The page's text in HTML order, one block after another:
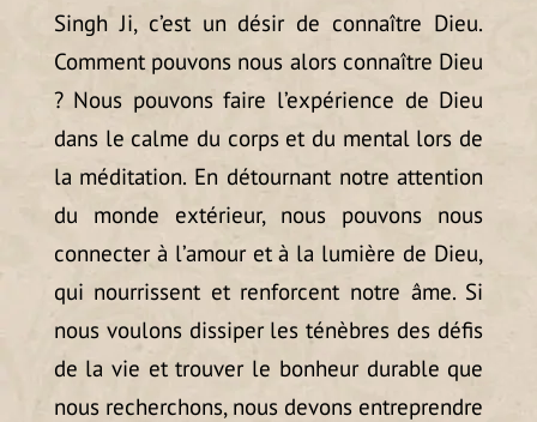
Singh Ji, c’est un désir de connaître Dieu.
Comment pouvons nous alors connaître Dieu
? Nous pouvons faire l’expérience de Dieu
dans le calme du corps et du mental lors de
la méditation. En détournant notre attention
du monde extérieur, nous pouvons nous
connecter à l’amour et à la lumière de Dieu,
qui nourrissent et renforcent notre âme. Si
nous voulons dissiper les ténèbres des défis
de la vie et trouver le bonheur durable que
nous recherchons, nous devons entreprendre